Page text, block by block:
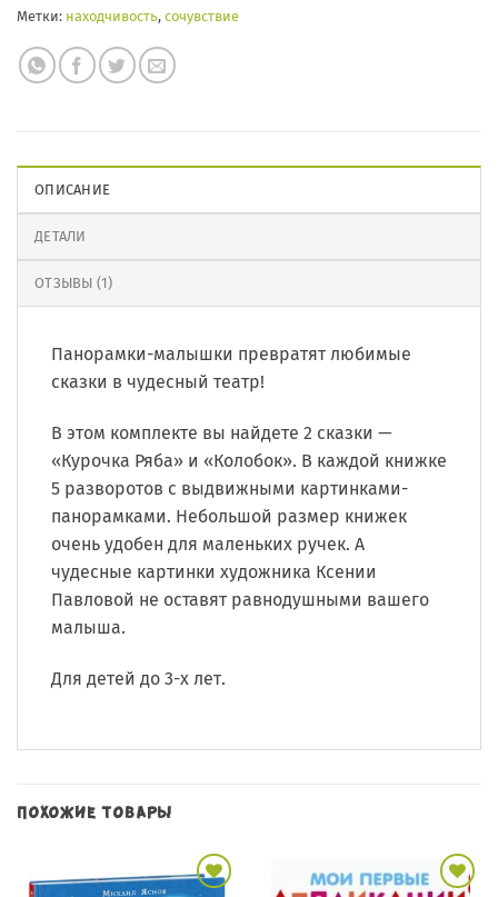
Метки: находчивость, сочувствие
ОПИСАНИЕ
ДЕТАЛИ
ОТЗЫВЫ (1)
Панорамки-малышки превратят любимые
сказки в чудесный театр!
В этом комплекте вы найдете 2 сказки —
«Курочка Ряба» и «Колобок». В каждой книжке
5 разворотов с выдвижными картинками-
панорамками. Небольшой размер книжек
очень удобен для маленьких ручек. А
чудесные картинки художника Ксении
Павловой не оставят равнодушными вашего
малыша.
Для детей до 3-х лет.
ПОХОЖИЕ ТОВАРЫ